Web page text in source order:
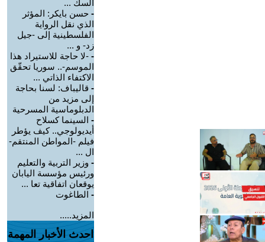
السك ...
- حسن بايكر: المؤثر
الذي نقل الرواية
الفلسطينية إلى -جيل
زد- و ...
- -لا حاجة للاستيراد هذا
الموسم-.. سوريا تحقّق
الاكتفاء الذاتي ...
- قاليباف: لسنا بحاجة
إلى مزيد من
الدبلوماسية المسرحية
- السينما كسلاح
أيديولوجي.. كيف يؤطر
فيلم -المواطن المنتقم-
ال ...
- وزير التربية والتعليم
ورئيس مؤسسة اليابان
يوقعان اتفاقية تعا ...
- الطاغوت
المزيد.....
احدث الأخبار المهمة